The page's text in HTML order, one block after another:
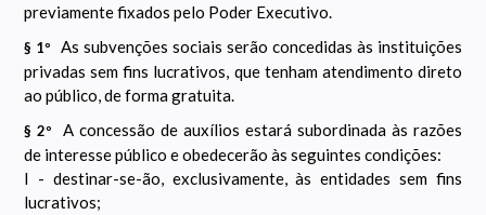
previamente fixados pelo Poder Executivo.
§ 1º
As subvenções sociais serão concedidas às instituições
privadas sem fins lucrativos, que tenham atendimento direto
ao público, de forma gratuita.
§ 2º
A concessão de auxílios estará subordinada às razões
de interesse público e obedecerão às seguintes condições:
I - destinar-se-ão, exclusivamente, às entidades sem fins
lucrativos;